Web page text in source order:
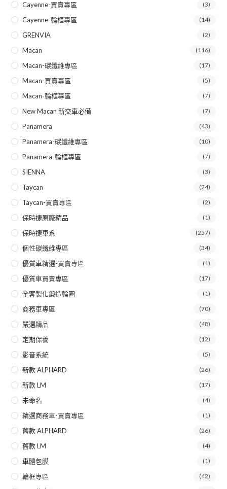
Cayenne-買賣專區 (3)
Cayenne-輪框專區 (14)
GRENVIA (2)
Macan (116)
Macan-碳纖維專區 (17)
Macan-買賣專區 (5)
Macan-輪框專區 (7)
New Macan 新交車必備 (7)
Panamera (43)
Panamera-碳纖維專區 (10)
Panamera-輪框專區 (7)
SIENNA (3)
Taycan (24)
Taycan-買賣專區 (2)
保時捷原廠精品 (1)
保時捷車系 (257)
個性碳纖維專區 (34)
優質車精選-買賣專區 (1)
優質車買賣專區 (17)
全客製化鍛造輪圈 (1)
商務車專區 (70)
嚴選精品 (48)
定期保養 (12)
影音系統 (5)
新款 ALPHARD (26)
新款 LM (17)
未命名 (4)
精選商務車-買賣專區 (1)
舊款 ALPHARD (26)
舊款 LM (4)
車體包膜 (1)
輪框專區 (42)